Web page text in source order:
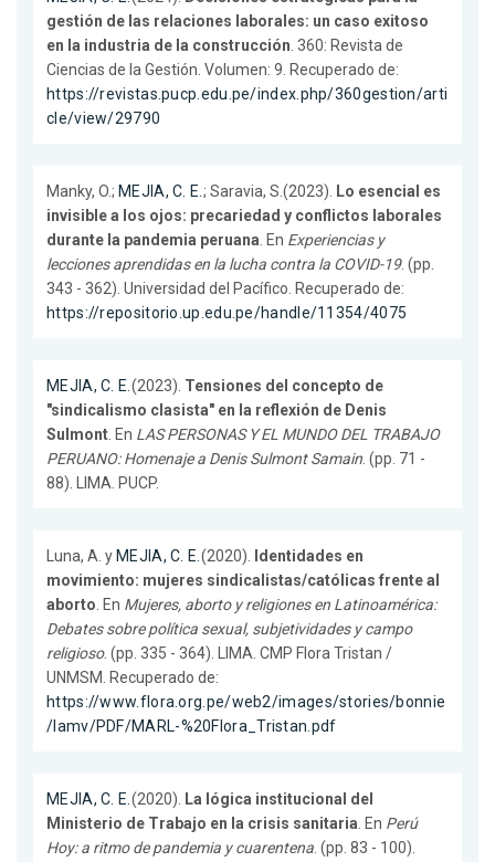
gestión de las relaciones laborales: un caso exitoso
en la industria de la construcción. 360: Revista de
Ciencias de la Gestión. Volumen: 9. Recuperado de:
https://revistas.pucp.edu.pe/index.php/360gestion/arti
cle/view/29790
Manky, O.; MEJIA, C. E.; Saravia, S.(2023). Lo esencial es
invisible a los ojos: precariedad y conflictos laborales
durante la pandemia peruana. En Experiencias y
lecciones aprendidas en la lucha contra la COVID-19. (pp.
343 - 362). Universidad del Pacífico. Recuperado de:
https://repositorio.up.edu.pe/handle/11354/4075
MEJIA, C. E.(2023). Tensiones del concepto de
"sindicalismo clasista" en la reflexión de Denis
Sulmont. En LAS PERSONAS Y EL MUNDO DEL TRABAJO
PERUANO: Homenaje a Denis Sulmont Samain. (pp. 71 -
88). LIMA. PUCP.
Luna, A. y MEJIA, C. E.(2020). Identidades en
movimiento: mujeres sindicalistas/católicas frente al
aborto. En Mujeres, aborto y religiones en Latinoamérica:
Debates sobre política sexual, subjetividades y campo
religioso. (pp. 335 - 364). LIMA. CMP Flora Tristan /
UNMSM. Recuperado de:
https://www.flora.org.pe/web2/images/stories/bonnie
/lamv/PDF/MARL-%20Flora_Tristan.pdf
MEJIA, C. E.(2020). La lógica institucional del
Ministerio de Trabajo en la crisis sanitaria. En Perú
Hoy: a ritmo de pandemia y cuarentena. (pp. 83 - 100).